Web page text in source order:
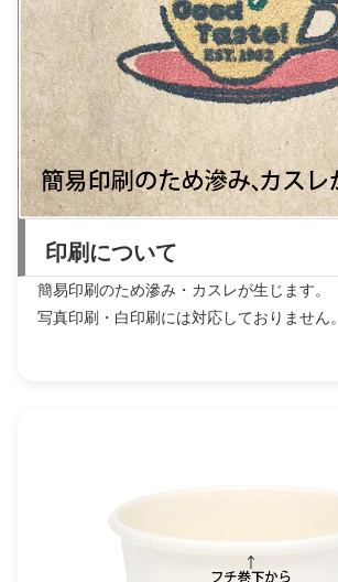
印刷について
簡易印刷のため滲み・カスレが生じます。
写真印刷・白印刷には対応しておりません。